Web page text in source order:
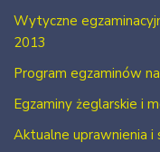
Wytyczne
2013
Program egzaminów
Egzaminy żeglarskie i
Aktualne uprawnienia i